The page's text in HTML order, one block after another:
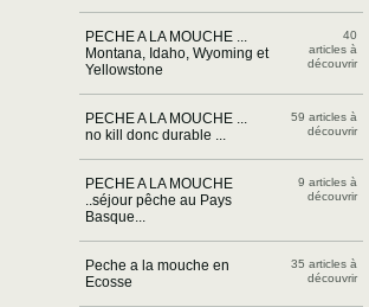
PECHE A LA MOUCHE ...
Montana, Idaho, Wyoming et
Yellowstone
40
articles à
découvrir
PECHE A LA MOUCHE ...
no kill donc durable ...
59 articles à
découvrir
PECHE A LA MOUCHE
..séjour pêche au Pays
Basque...
9 articles à
découvrir
Peche a la mouche en
Ecosse
35 articles à
découvrir